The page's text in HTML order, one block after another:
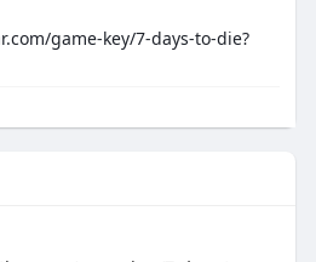
game-key/7-days-to-die?